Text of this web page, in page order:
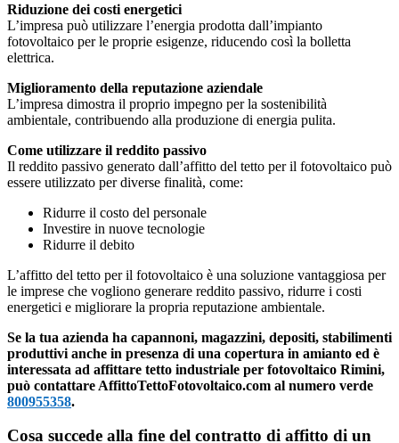
Riduzione dei costi energetici
L’impresa può utilizzare l’energia prodotta dall’impianto
fotovoltaico per le proprie esigenze, riducendo così la bolletta
elettrica.
Miglioramento della reputazione aziendale
L’impresa dimostra il proprio impegno per la sostenibilità
ambientale, contribuendo alla produzione di energia pulita.
Come utilizzare il reddito passivo
Il reddito passivo generato dall’affitto del tetto per il fotovoltaico può
essere utilizzato per diverse finalità, come:
Ridurre il costo del personale
Investire in nuove tecnologie
Ridurre il debito
L’affitto del tetto per il fotovoltaico è una soluzione vantaggiosa per
le imprese che vogliono generare reddito passivo, ridurre i costi
energetici e migliorare la propria reputazione ambientale.
Se la tua azienda ha capannoni, magazzini, depositi, stabilimenti
produttivi anche in presenza di una copertura in amianto ed è
interessata ad affittare tetto industriale per fotovoltaico Rimini,
può contattare AffittoTettoFotovoltaico.com al numero verde
800955358.
Cosa succede alla fine del contratto di affitto di un